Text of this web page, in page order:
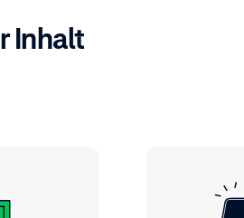
Inhalt